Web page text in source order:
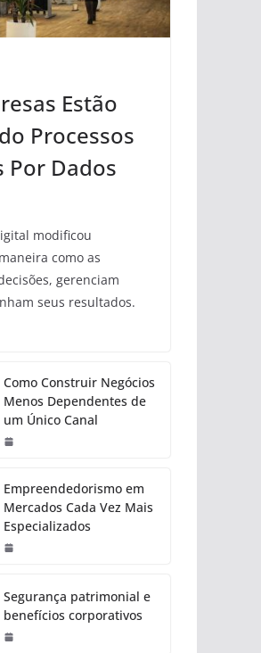
Estão
Processos
Por Dados
modificou
como as
gerenciam
seus resultados.
Como Construir Negócios
Menos Dependentes de
um Único Canal
Empreendedorismo em
Mercados Cada Vez Mais
Especializados
Segurança patrimonial e
benefícios corporativos